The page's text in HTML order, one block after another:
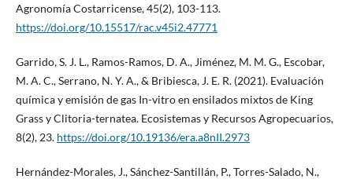
Agronomía Costarricense, 45(2), 103-113.
https://doi.org/10.15517/rac.v45i2.47771
Garrido, S. J. L., Ramos-Ramos, D. A., Jiménez, M. M. G., Escobar,
M. A. C., Serrano, N. Y. A., & Bribiesca, J. E. R. (2021). Evaluación
química y emisión de gas In-vitro en ensilados mixtos de King
Grass y Clitoria-ternatea. Ecosistemas y Recursos Agropecuarios,
8(2), 23. https://doi.org/10.19136/era.a8nII.2973
Hernández-Morales, J., Sánchez-Santillán, P., Torres-Salado, N.,